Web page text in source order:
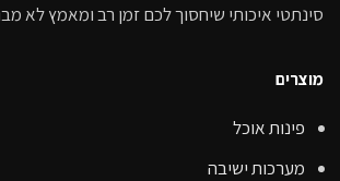
סינתטי איכותי שיחסוך לכם זמן רב ומאמץ לא
מוצרים
פינות אוכל
מערכות ישיבה